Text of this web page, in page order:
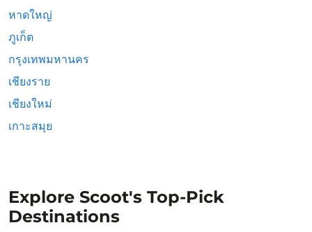
หาดใหญ่
ภูเก็ต
กรุงเทพมหานคร
เชียงราย
เชียงใหม่
เกาะสมุย
Explore Scoot's Top-Pick
Destinations